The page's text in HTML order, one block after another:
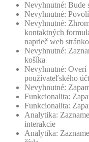
Nevyhnutné: Bude
Nevyhnutné:
Nevyhnutné:
kontaktných
naprieč web
Nevyhnutné:
košíka
Nevyhnutné: Overí
používateľského
Nevyhnutné:
Funkcionalita:
Funkcionalita:
Analytika:
interakcie
Analytika: